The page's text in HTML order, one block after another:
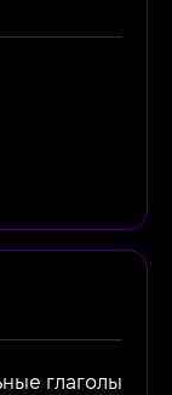
глаголы